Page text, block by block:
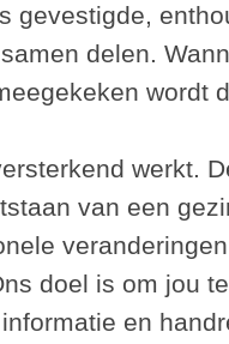
gevestigde,
delen.
wordt
werkt.
van een
doel is om jou
en